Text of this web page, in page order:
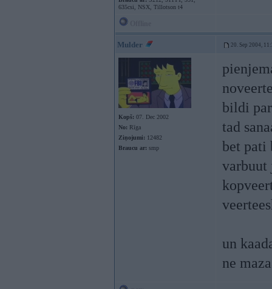
635csi, NSX, Tillotson t4
Mulder 20. Sep 2004,
Kopš: 07. Dec 2002
No: Rīga
Ziņojumi: 12482
Braucu ar: smp
bildi
tad
bet pati
varbuut
un
ne